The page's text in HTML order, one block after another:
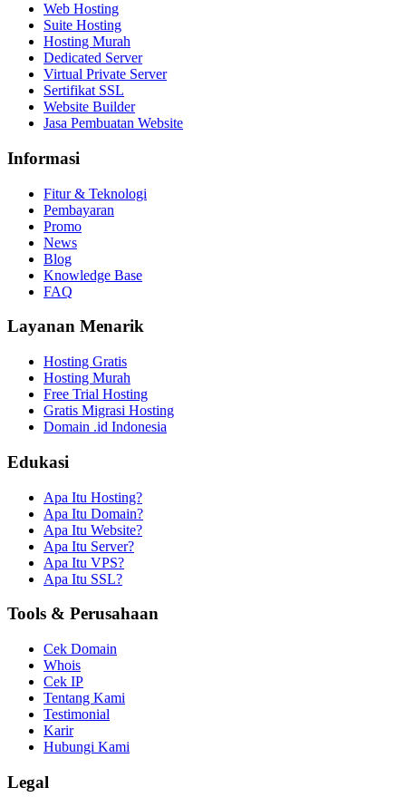
Web Hosting
Suite Hosting
Hosting Murah
Dedicated Server
Virtual Private Server
Sertifikat SSL
Website Builder
Jasa Pembuatan Website
Informasi
Fitur & Teknologi
Pembayaran
Promo
News
Blog
Knowledge Base
FAQ
Layanan Menarik
Hosting Gratis
Hosting Murah
Free Trial Hosting
Gratis Migrasi Hosting
Domain .id Indonesia
Edukasi
Apa Itu Hosting?
Apa Itu Domain?
Apa Itu Website?
Apa Itu Server?
Apa Itu VPS?
Apa Itu SSL?
Tools & Perusahaan
Cek Domain
Whois
Cek IP
Tentang Kami
Testimonial
Karir
Hubungi Kami
Legal